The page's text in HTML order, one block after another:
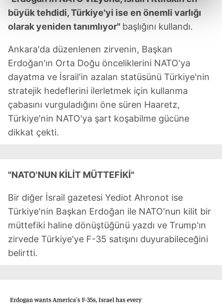
kalemimiz olduğunu sizlere hatırlatmak isteriz.
Her halükârda, kullanıcılar, bu çerezlere izin vermedikleri
gösterilmeyecektir."
Sizlere daha iyi bir hizmet sunabilmek için İnternet
Sitemizde kendimize ve üçüncü kişilere ait çerezler
kullanılmaktadır. Bu çerezler vasıtasıyla çeşitli kişisel
verileriniz işlenmekte olup gerekli olan çerezler bilgi
toplumu hizmetlerinin sunulması amacıyla
kullanılmaktadır. Diğer çerezler, sitemizin daha işlevsel
sınırlı olarak açık rızanız dahilinde kullanılacaktır.
Çerezlere ilişkin tercihlerinizi aşağıda yer alan panel
vasıtasıyla belirleyebilirsiniz. Çerezlere ilişkin detaylı bilgi
için Ayarlar butonuna tıklayabilir,
Çerez Bilgilendirme
ziyaret edebilirsiniz.
6698 sayılı Kişisel Verilerin Korunması Kanunu uyarınca
büyük tehdidi, Türkiye'yi ise en önemli varlığı
olarak yeniden tanımlıyor" başlığını kullandı.
Ankara'da düzenlenen zirvenin, Başkan
Erdoğan'ın Orta Doğu önceliklerini NATO'ya
dayatma ve İsrail'in azalan statüsünü Türkiye'nin
stratejik hedeflerini ilerletmek için kullanma
çabasını vurguladığını öne süren Haaretz,
Türkiye'nin NATO'ya şart koşabilme gücüne
dikkat çekti.
"NATO'NUN KİLİT MÜTTEFİKİ"
Bir diğer İsrail gazetesi Yediot Ahronot ise
Türkiye'nin Başkan Erdoğan ile NATO'nun kilit bir
müttefiki haline dönüştüğünü yazdı ve Trump'ın
zirvede Türkiye'ye F-35 satışını duyurabileceğini
belirtti.